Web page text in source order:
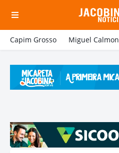
Capim Grosso Miguel Calmon